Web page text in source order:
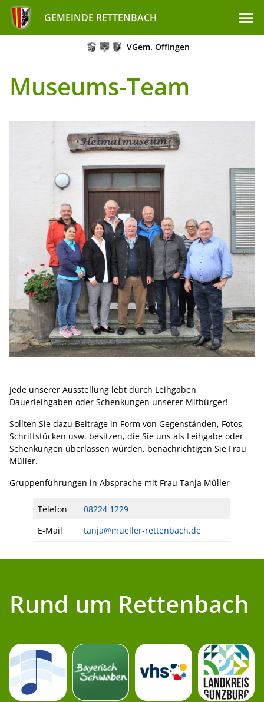
GEMEINDE RETTENBACH
VGem. Offingen
Museums-Team
Jede unserer Ausstellung lebt durch Leihgaben,
Dauerleihgaben oder Schenkungen unserer Mitbürger!
Sollten Sie dazu Beiträge in Form von Gegenständen, Fotos,
Schriftstücken usw. besitzen, die Sie uns als Leihgabe oder
Schenkungen überlassen würden, benachrichtigen Sie Frau
Müller.
Gruppenführungen in Absprache mit Frau Tanja Müller
Telefon
08224 1229
E-Mail
tanja@mueller-rettenbach.de
Rund um Rettenbach